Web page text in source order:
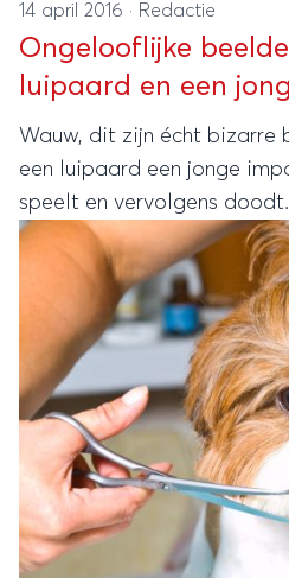
14 april 2016 · Redactie
Ongelooflijke
luipaard en een
Wauw, dit zijn écht bizarre
een luipaard een jonge
speelt en vervolgens doodt.